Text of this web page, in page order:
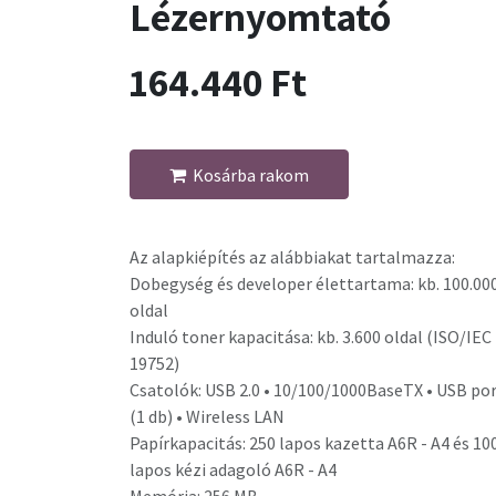
Lézernyomtató
164.440 Ft
Kosárba rakom
Az alapkiépítés az alábbiakat tartalmazza:
Dobegység és developer élettartama: kb.
oldal
Induló toner kapacitása: kb. 3.600 oldal (ISO/IEC
19752)
Csatolók: USB 2.0 • 10/100/1000BaseTX • USB
(1 db) • Wireless LAN
Papírkapacitás: 250 lapos kazetta A6R - A4 és
lapos kézi adagoló A6R - A4